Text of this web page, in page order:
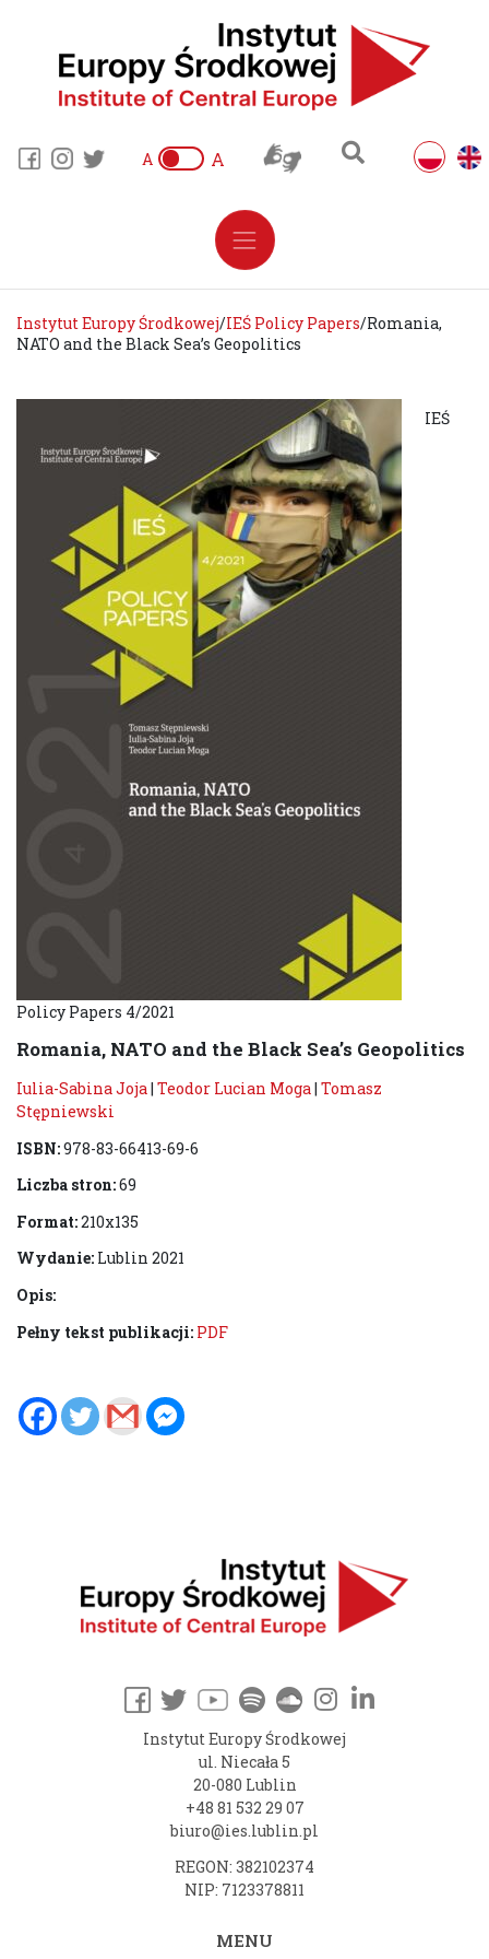
A A
Instytut Europy Środkowej/IEŚ Policy Papers/Romania,
NATO and the Black Sea’s Geopolitics
IEŚ
Policy Papers 4/2021
Romania, NATO and the Black Sea’s Geopolitics
Iulia-Sabina Joja| Teodor Lucian Moga| Tomasz
Stępniewski
ISBN:978-83-66413-69-6
Liczba stron:69
Format:210x135
Wydanie: Lublin 2021
Opis:
Pełny tekst publikacji: PDF
Instytut Europy Środkowej
ul. Niecała 5
20-080 Lublin
+48 81 532 29 07
biuro@ies.lublin.pl
REGON: 382102374
NIP: 7123378811
MENU